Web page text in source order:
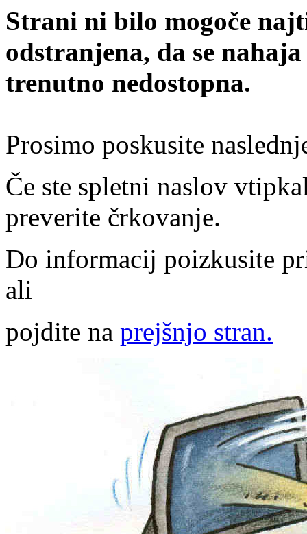
Strani ni bilo mogoče
odstranjena, da se
trenutno nedostopna.
Prosimo poskusite
Če ste spletni naslov
preverite črkovanje.
Do informacij poizkusite
ali
pojdite na prejšnjo stran.